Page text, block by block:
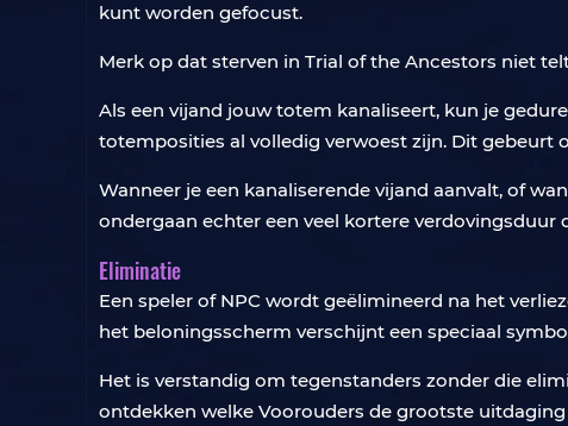
kunt worden gefocust.
Merk op dat sterven in Trial of the Ancestors niet
Als een vijand jouw totem kanaliseert, kun je
totemposities al volledig verwoest zijn. Dit gebeurt
Wanneer je een kanaliserende vijand aanvalt, of
ondergaan echter een veel kortere verdovingsduur
Eliminatie
Een speler of NPC wordt geëlimineerd na het
het beloningsscherm verschijnt een speciaal
Het is verstandig om tegenstanders zonder die
ontdekken welke Voorouders de grootste